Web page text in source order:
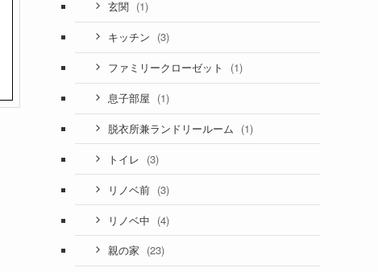
玄関 (1)
キッチン (3)
ファミリークローゼット (1)
息子部屋 (1)
脱衣所兼ランドリールーム (1)
トイレ (3)
リノベ前 (3)
リノベ中 (4)
親の家 (23)